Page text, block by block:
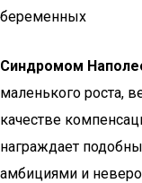
беременных
Синдромом
маленького роста,
качестве
награждает
амбициями и